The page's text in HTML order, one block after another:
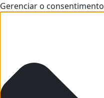
Gerenciar o consentimento